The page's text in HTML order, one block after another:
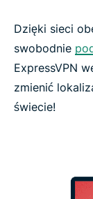
Dzięki sieci
swobodnie
ExpressVPN
zmienić
świecie!